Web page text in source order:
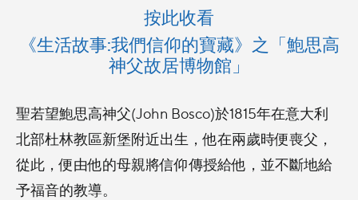
按此收看
《生活故事:我們信仰的寶藏》之「鮑思高
神父故居博物館」
聖若望鮑思高神父(John Bosco)於1815年在意大利
北部杜林教區新堡附近出生，他在兩歲時便喪父，
從此，便由他的母親將信仰傳授給他，並不斷地給
予福音的教導。